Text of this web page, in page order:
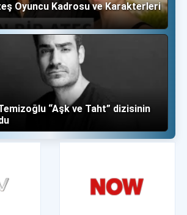
Oyuncu Kadrosu ve Karakterleri
“Aşk ve Taht” dizisinin